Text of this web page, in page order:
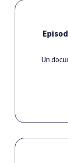
Un